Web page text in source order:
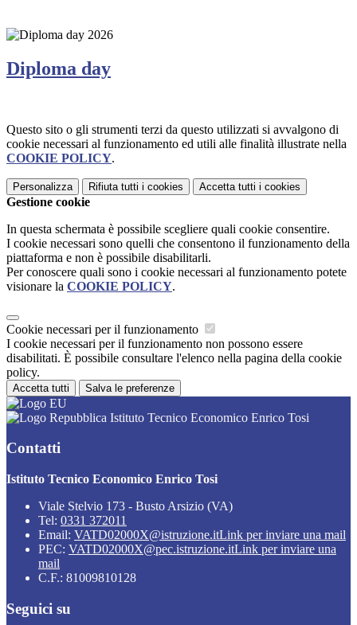
Diploma day
Questo sito o gli strumenti terzi da questo utilizzati si avvalgono di
cookie necessari al funzionamento ed utili alle finalità illustrate nella
COOKIE POLICY.
Personalizza Rifiuta tutti i cookies Accetta tutti i cookies
Gestione cookie
In questa schermata è possibile scegliere quali cookie consentire.
I cookie necessari sono quelli che consentono il funzionamento della
piattaforma e non è possibile disabilitarli.
Per conoscere quali sono i cookie necessari al funzionamento potete
visionare la COOKIE POLICY.
Cookie necessari per il funzionamento
I cookie necessari per il funzionamento non possono essere
disabilitati. È possibile consultare l'elenco nella pagina della cookie
policy.
Accetta tutti Salva le preferenze
Istituto Tecnico Economico Enrico Tosi
Contatti
Istituto Tecnico Economico Enrico Tosi
Viale Stelvio 173 - Busto Arsizio (VA)
Tel: 0331 372011
Email: VATD02000X@istruzione.itLink per inviare una mail
PEC: VATD02000X@pec.istruzione.itLink per inviare una
mail
C.F.: 81009810128
Seguici su